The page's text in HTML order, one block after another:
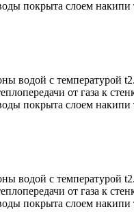
покрыта слоем
водой с температурой
от газа к
покрыта слоем
водой с температурой
от газа к
покрыта слоем